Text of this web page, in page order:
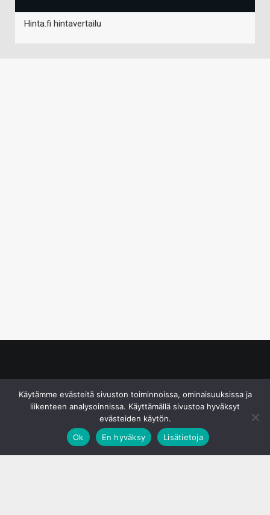
Hinta.fi hintavertailu
Käytämme evästeitä sivuston toiminnoissa, ominaisuuksissa ja
liikenteen analysoinnissa. Käyttämällä sivustoa hyväksyt
evästeiden käytön.
Ok
En hyväksy Lisätietoja